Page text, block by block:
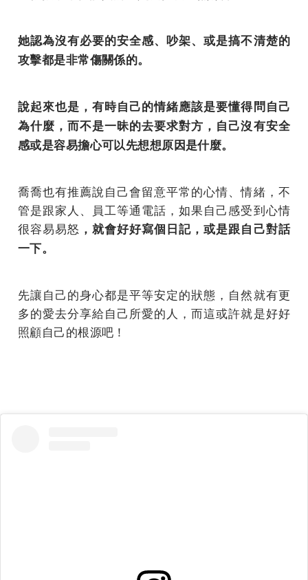
她認為沒有必要的安全感、吵架、或是搞不清楚的
攻擊都是非常傷關係的。
說起來也是，有時自己的情緒應該是要懂得問自己
為什麼，而不是一昧的去要求對方，自己沒有安全
感或是容易擔心可以先想想原因是什麼。
喬喬也有推薦說自己會留意平常的心情、情緒，不
管是跟家人、員工等通電話，如果自己感受到心情
很容易易怒 ，就會好好寫個日記，或是跟自己對話
一下。
先讓自己的身心都是平等安定的狀態，自然就有更
多的愛去分享給自己所愛的人，而這或許就是好好
照顧自己的根源吧！